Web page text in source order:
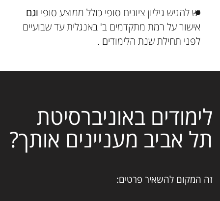
יש להגיש גיליון ציונים סופי כולל ממוצע סופי וגם
אישור על רמת מתקדמים ב' באנגלית עד שבועיים
לפני תחילת שנת הלימודים .
לימודים באוניברסיטת
תל אביב מעניינים אותך?
זה המקום להשאיר פרטים: